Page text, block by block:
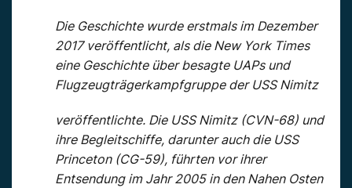
Die Geschichte wurde erstmals im Dezember
2017 veröffentlicht, als die New York Times
eine Geschichte über besagte UAPs und
Flugzeugträgerkampfgruppe der USS Nimitz
veröffentlichte. Die USS Nimitz (CVN-68) und
ihre Begleitschiffe, darunter auch die USS
Princeton (CG-59), führten vor ihrer
Entsendung im Jahr 2005 in den Nahen Osten